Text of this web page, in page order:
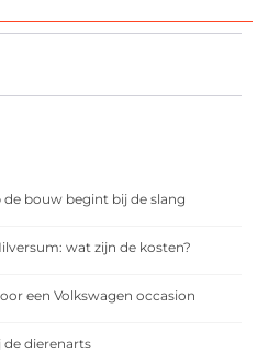
bouw begint bij de slang
wat zijn de kosten?
een Volkswagen occasion
de dierenarts